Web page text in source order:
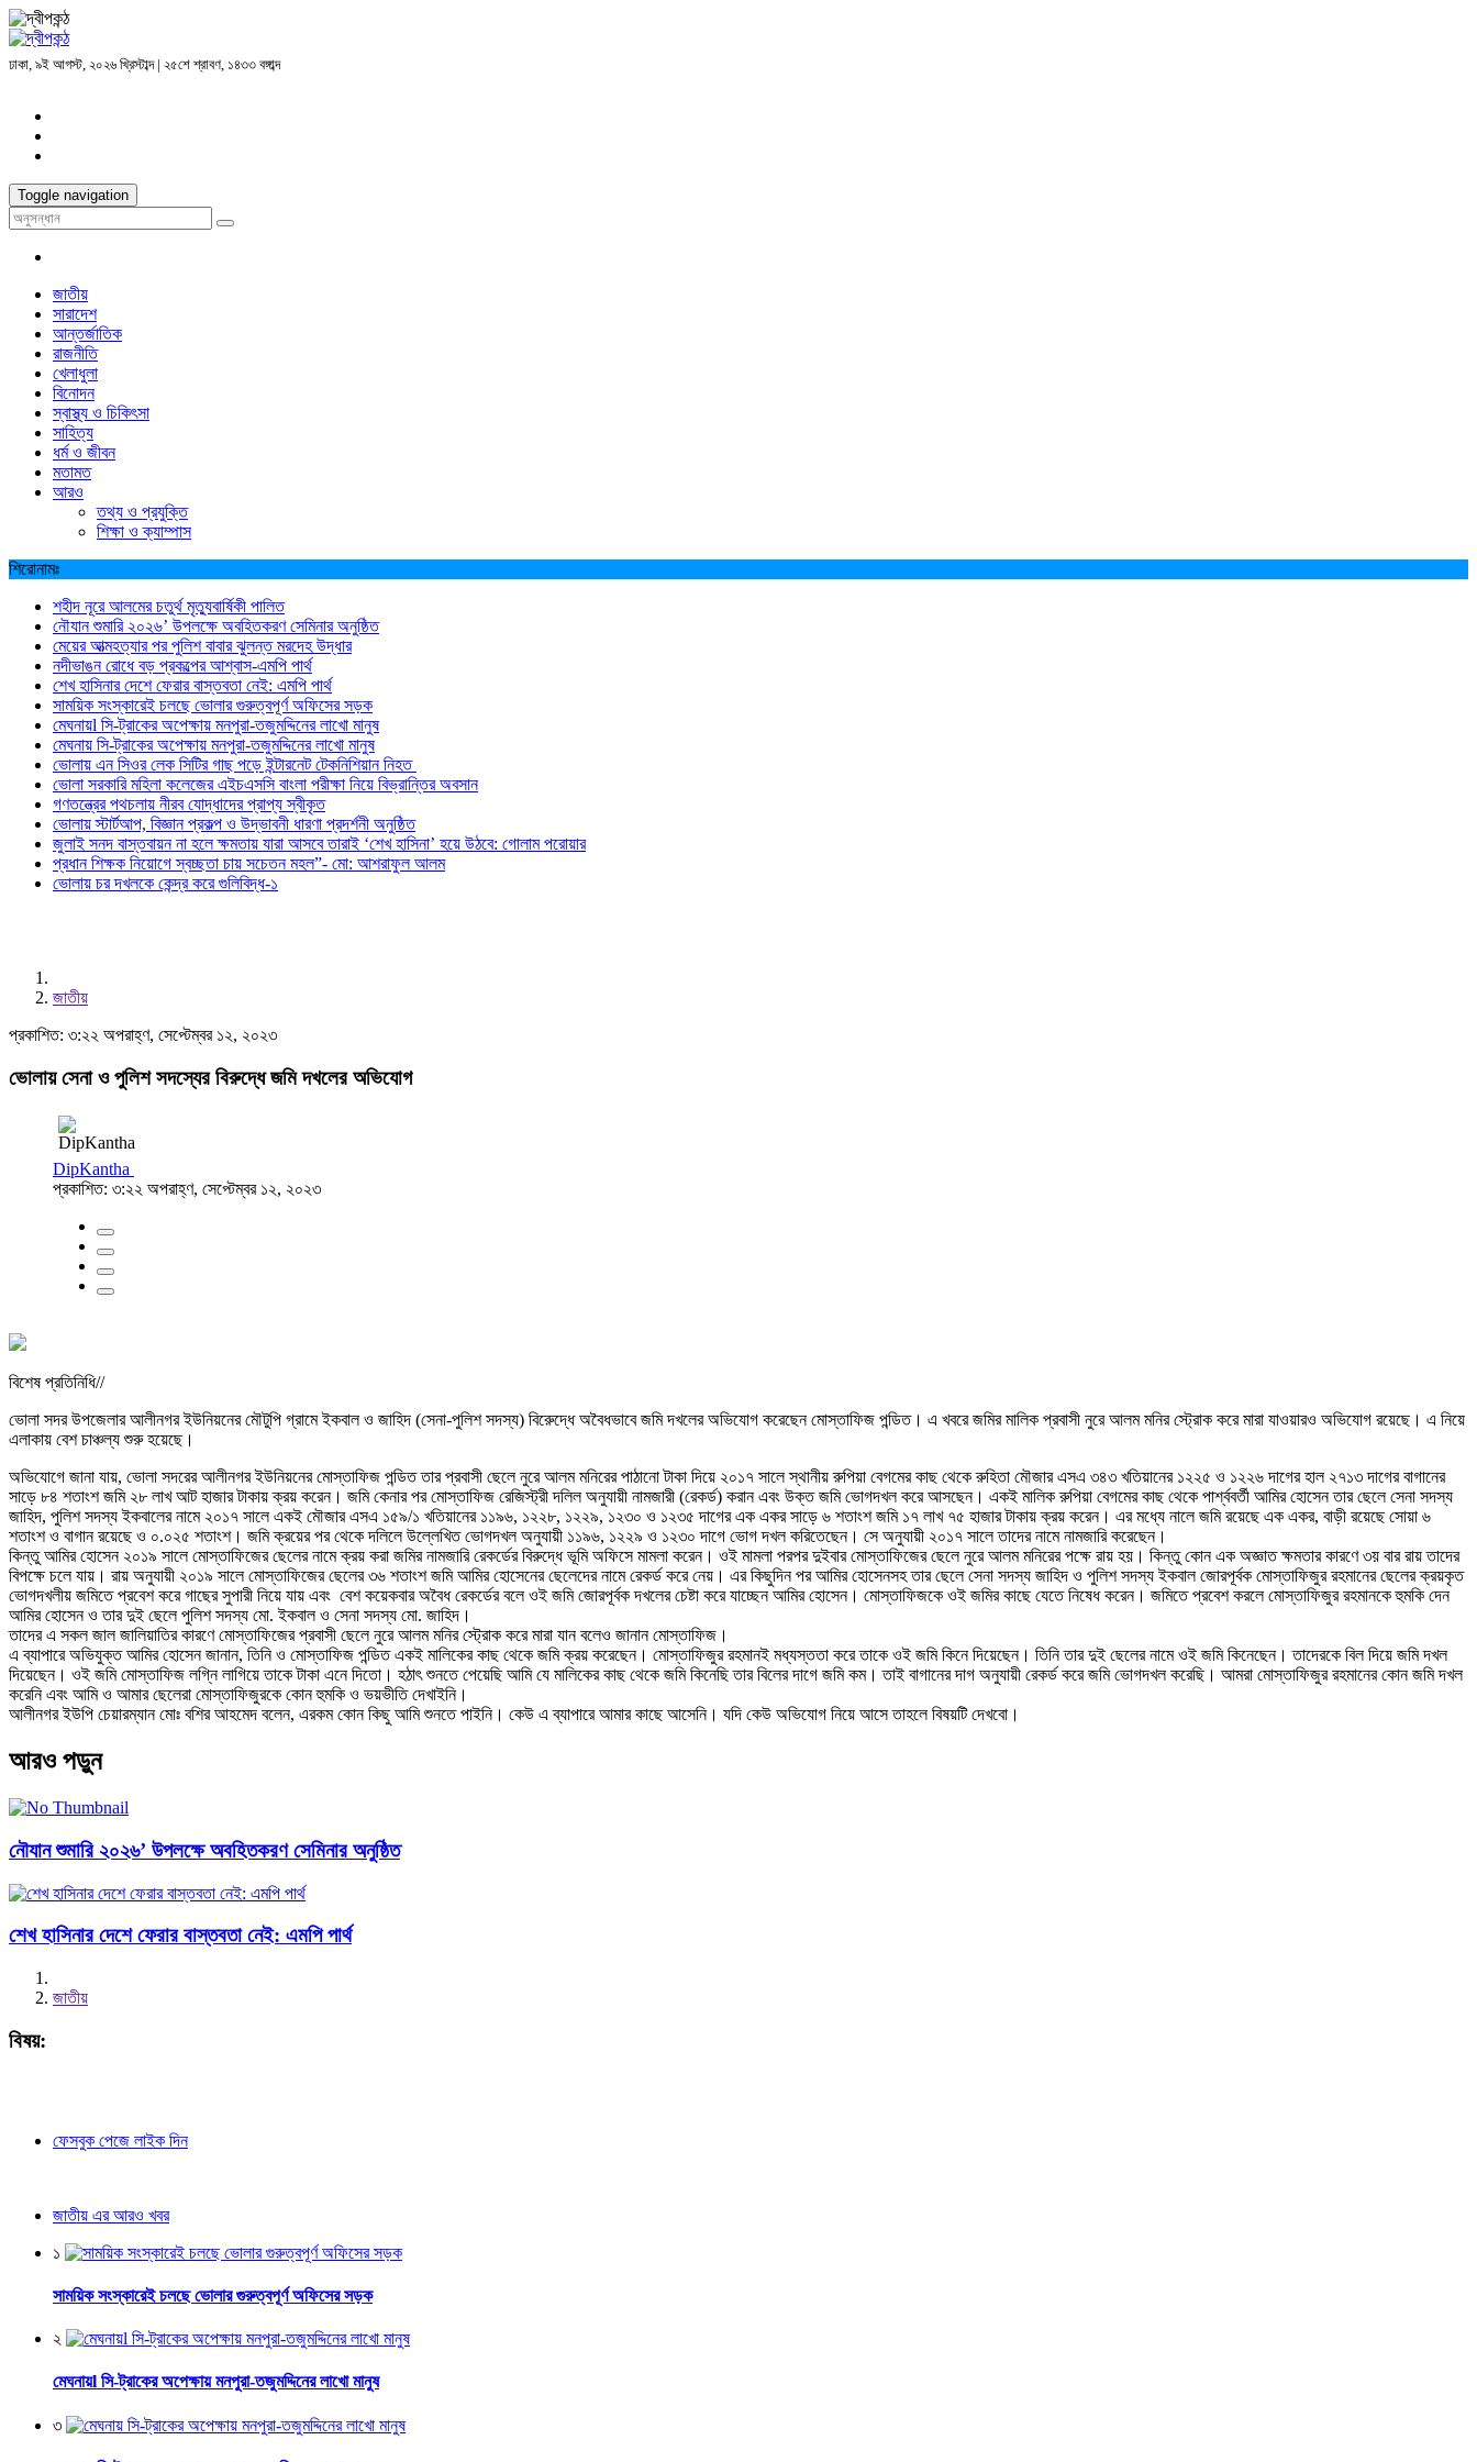
ঢাকা, ৯ই আগস্ট, ২০২৬ খ্রিস্টাব্দ | ২৫শে শ্রাবণ, ১৪৩৩ বঙ্গাব্দ
Toggle navigation
জাতীয়
সারাদেশ
আন্তর্জাতিক
রাজনীতি
খেলাধুলা
বিনোদন
স্বাস্থ্য ও চিকিৎসা
সাহিত্য
ধর্ম ও জীবন
মতামত
আরও
তথ্য ও প্রযুক্তি
শিক্ষা ও ক্যাম্পাস
শিরোনামঃ
শহীদ নূরে আলমের চতুর্থ মৃত্যুবার্ষিকী পালিত
নৌযান শুমারি ২০২৬’ উপলক্ষে অবহিতকরণ সেমিনার অনুষ্ঠিত
মেয়ের আত্মহত্যার পর পুলিশ বাবার ঝুলন্ত মরদেহ উদ্ধার
নদীভাঙন রোধে বড় প্রকল্পের আশ্বাস-এমপি পার্থ
শেখ হাসিনার দেশে ফেরার বাস্তবতা নেই: এমপি পার্থ
সাময়িক সংস্কারেই চলছে ভোলার গুরুত্বপূর্ণ অফিসের সড়ক
মেঘনায়l সি-ট্রাকের অপেক্ষায় মনপুরা-তজুমদ্দিনের লাখো মানুষ
মেঘনায় সি-ট্রাকের অপেক্ষায় মনপুরা-তজুমদ্দিনের লাখো মানুষ
ভোলায় এন সিওর লেক সিটির গাছ পড়ে ইন্টারনেট টেকনিশিয়ান নিহত
ভোলা সরকারি মহিলা কলেজের এইচএসসি বাংলা পরীক্ষা নিয়ে বিভ্রান্তির অবসান
গণতন্ত্রের পথচলায় নীরব যোদ্ধাদের প্রাপ্য স্বীকৃত
ভোলায় স্টার্টআপ, বিজ্ঞান প্রকল্প ও উদ্ভাবনী ধারণা প্রদর্শনী অনুষ্ঠিত
জুলাই সনদ বাস্তবায়ন না হলে ক্ষমতায় যারা আসবে তারাই ‘শেখ হাসিনা’ হয়ে উঠবে: গোলাম পরোয়ার
প্রধান শিক্ষক নিয়োগে স্বচ্ছতা চায় সচেতন মহল”- মো: আশরাফুল আলম
ভোলায় চর দখলকে কেন্দ্র করে গুলিবিদ্ধ-১
জাতীয়
প্রকাশিত: ৩:২২ অপরাহ্ণ, সেপ্টেম্বর ১২, ২০২৩
ভোলায় সেনা ও পুলিশ সদস্যের বিরুদ্ধে জমি দখলের অভিযোগ
DipKantha
প্রকাশিত: ৩:২২ অপরাহ্ণ, সেপ্টেম্বর ১২, ২০২৩
বিশেষ প্রতিনিধি//
ভোলা সদর উপজেলার আলীনগর ইউনিয়নের মৌটুপি গ্রামে ইকবাল ও জাহিদ (সেনা-পুলিশ সদস্য) বিরেুদ্ধে অবৈধভাবে জমি দখলের অভিযোগ করেছেন মোস্তাফিজ পন্ডিত। এ খবরে জমির মালিক প্রবাসী নুরে আলম মনির স্ট্রোক করে মারা যাওয়ারও অভিযোগ রয়েছে। এ নিয়ে
এলাকায় বেশ চাঞ্চল্য শুরু হয়েছে।
অভিযোগে জানা যায়, ভোলা সদরের আলীনগর ইউনিয়নের মোস্তাফিজ পন্ডিত তার প্রবাসী ছেলে নুরে আলম মনিরের পাঠানো টাকা দিয়ে ২০১৭ সালে স্থানীয় রুপিয়া বেগমের কাছ থেকে রুহিতা মৌজার এসএ ৩৪৩ খতিয়ানের ১২২৫ ও ১২২৬ দাগের হাল ২৭১৩ দাগের বাগানের
সাড়ে ৮৪ শতাংশ জমি ২৮ লাখ আট হাজার টাকায় ক্রয় করেন। জমি কেনার পর মোস্তাফিজ রেজিস্ট্রী দলিল অনুযায়ী নামজারী (রেকর্ড) করান এবং উক্ত জমি ভোগদখল করে আসছেন। একই মালিক রুপিয়া বেগমের কাছ থেকে পার্শ্ববর্তী আমির হোসেন তার ছেলে সেনা সদস্য
জাহিদ, পুলিশ সদস্য ইকবালের নামে ২০১৭ সালে একই মৌজার এসএ ১৫৯/১ খতিয়ানের ১১৯৬, ১২২৮, ১২২৯, ১২৩০ ও ১২৩৫ দাগের এক একর সাড়ে ৬ শতাংশ জমি ১৭ লাখ ৭৫ হাজার টাকায় ক্রয় করেন। এর মধ্যে নালে জমি রয়েছে এক একর, বাড়ী রয়েছে সোয়া ৬
শতাংশ ও বাগান রয়েছে ও ০.০২৫ শতাংশ। জমি ক্রয়ের পর থেকে দলিলে উল্লেখিত ভোগদখল অনুযায়ী ১১৯৬, ১২২৯ ও ১২৩০ দাগে ভোগ দখল করিতেছেন। সে অনুযায়ী ২০১৭ সালে তাদের নামে নামজারি করেছেন।
কিন্তু আমির হোসেন ২০১৯ সালে মোস্তাফিজের ছেলের নামে ক্রয় করা জমির নামজারি রেকর্ডের বিরুদ্ধে ভূমি অফিসে মামলা করেন। ওই মামলা পরপর দুইবার মোস্তাফিজের ছেলে নুরে আলম মনিরের পক্ষে রায় হয়। কিন্তু কোন এক অজ্ঞাত ক্ষমতার কারণে ৩য় বার রায় তাদের
বিপক্ষে চলে যায়। রায় অনুযায়ী ২০১৯ সালে মোস্তাফিজের ছেলের ৩৬ শতাংশ জমি আমির হোসেনের ছেলেদের নামে রেকর্ড করে নেয়। এর কিছুদিন পর আমির হোসেনসহ তার ছেলে সেনা সদস্য জাহিদ ও পুলিশ সদস্য ইকবাল জোরপূর্বক মোস্তাফিজুর রহমানের ছেলের ক্রয়কৃত
ভোগদখলীয় জমিতে প্রবেশ করে গাছের সুপারী নিয়ে যায় এবং বেশ কয়েকবার অবৈধ রেকর্ডের বলে ওই জমি জোরপূর্বক দখলের চেষ্টা করে যাচ্ছেন আমির হোসেন। মোস্তাফিজকে ওই জমির কাছে যেতে নিষেধ করেন। জমিতে প্রবেশ করলে মোস্তাফিজুর রহমানকে হুমকি দেন
আমির হোসেন ও তার দুই ছেলে পুলিশ সদস্য মো. ইকবাল ও সেনা সদস্য মো. জাহিদ।
তাদের এ সকল জাল জালিয়াতির কারণে মোস্তাফিজের প্রবাসী ছেলে নুরে আলম মনির স্ট্রোক করে মারা যান বলেও জানান মোস্তাফিজ।
এ ব্যাপারে অভিযুক্ত আমির হোসেন জানান, তিনি ও মোস্তাফিজ পন্ডিত একই মালিকের কাছ থেকে জমি ক্রয় করেছেন। মোস্তাফিজুর রহমানই মধ্যস্ততা করে তাকে ওই জমি কিনে দিয়েছেন। তিনি তার দুই ছেলের নামে ওই জমি কিনেছেন। তাদেরকে বিল দিয়ে জমি দখল
দিয়েছেন। ওই জমি মোস্তাফিজ লগ্নি লাগিয়ে তাকে টাকা এনে দিতো। হঠাৎ শুনতে পেয়েছি আমি যে মালিকের কাছ থেকে জমি কিনেছি তার বিলের দাগে জমি কম। তাই বাগানের দাগ অনুযায়ী রেকর্ড করে জমি ভোগদখল করেছি। আমরা মোস্তাফিজুর রহমানের কোন জমি দখল
করেনি এবং আমি ও আমার ছেলেরা মোস্তাফিজুরকে কোন হুমকি ও ভয়ভীতি দেখাইনি।
আলীনগর ইউপি চেয়ারম্যান মোঃ বশির আহমেদ বলেন, এরকম কোন কিছু আমি শুনতে পাইনি। কেউ এ ব্যাপারে আমার কাছে আসেনি। যদি কেউ অভিযোগ নিয়ে আসে তাহলে বিষয়টি দেখবো।
আরও পড়ুন
নৌযান শুমারি ২০২৬’ উপলক্ষে অবহিতকরণ সেমিনার অনুষ্ঠিত
শেখ হাসিনার দেশে ফেরার বাস্তবতা নেই: এমপি পার্থ
জাতীয়
বিষয়:
ফেসবুক পেজে লাইক দিন
জাতীয় এর আরও খবর
১
সাময়িক সংস্কারেই চলছে ভোলার গুরুত্বপূর্ণ অফিসের সড়ক
২
মেঘনায়l সি-ট্রাকের অপেক্ষায় মনপুরা-তজুমদ্দিনের লাখো মানুষ
৩